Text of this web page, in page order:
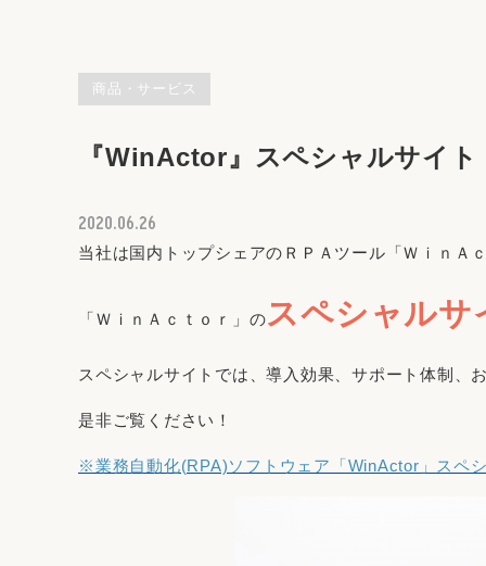
商品・サービス
『WinActor』スペシャルサイ
2020.06.26
当社は国内トップシェアのＲＰＡツール「ＷｉｎＡ
「ＷｉｎＡｃｔｏｒ」の スペシャルサ
スペシャルサイトでは、導入効果、サポート体制、
是非ご覧ください！
※業務自動化(RPA)ソフトウェア「WinActor」スペ